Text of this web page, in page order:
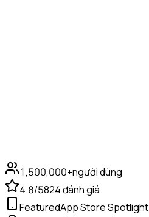
1,500,000+người dùng
4.8/5824 đánh giá
FeaturedApp Store Spotlight